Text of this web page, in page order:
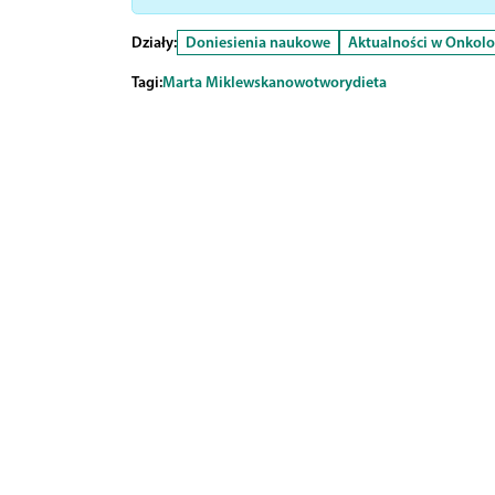
Działy: Doniesienia naukowe Aktualności w
Tagi:Marta Miklewskanowotworydieta